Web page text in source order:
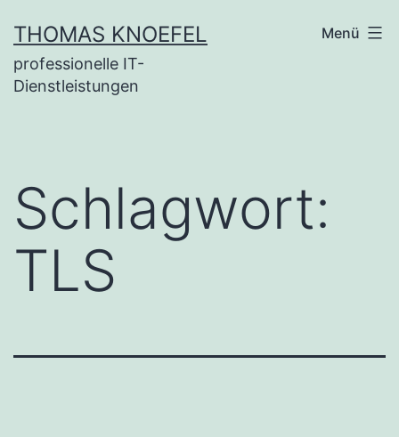
Inhalt
springen
THOMAS KNOEFEL
professionelle IT-
Dienstleistungen
Menü
Schlagwort:
TLS